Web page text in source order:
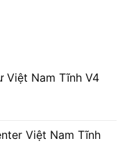
Việt Nam Tĩnh V4
Việt Nam Tĩnh